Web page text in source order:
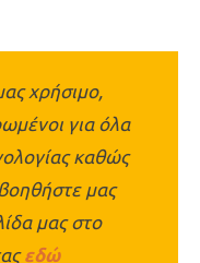
χρήσιμο,
για όλα
καθώς
μας
μας στο
εδώ